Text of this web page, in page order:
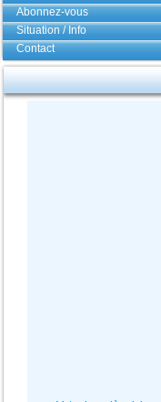
Abonnez-vous
Situation / Info
Contact